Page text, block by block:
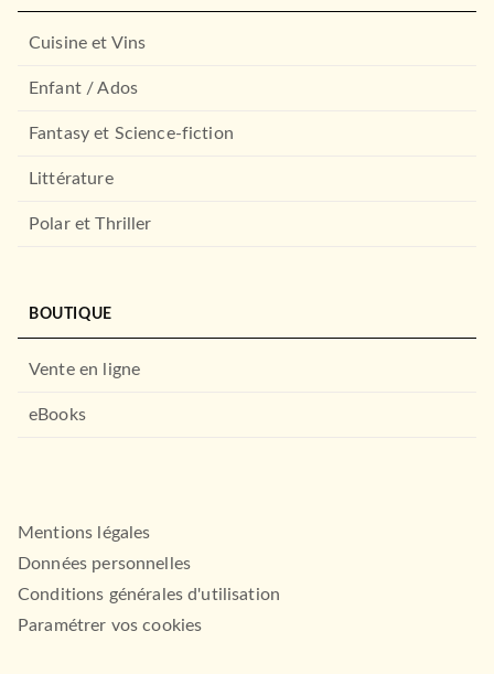
Cuisine et Vins
Enfant / Ados
Fantasy et Science-fiction
Littérature
Polar et Thriller
BOUTIQUE
Vente en ligne
eBooks
Mentions légales
Données personnelles
Conditions générales d'utilisation
Paramétrer vos cookies